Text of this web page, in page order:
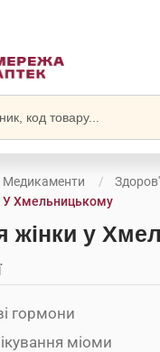
Медикаменти
У Хмельницькому
жінки у
гормони
міоми